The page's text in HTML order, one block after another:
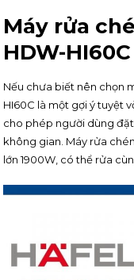
Máy rửa
HDW-HI60C
Nếu chưa biết nên chọn
HI60C là một gợi ý tuyệt
cho phép người dùng
không gian. Máy rửa
lớn 1900W, có thể rửa